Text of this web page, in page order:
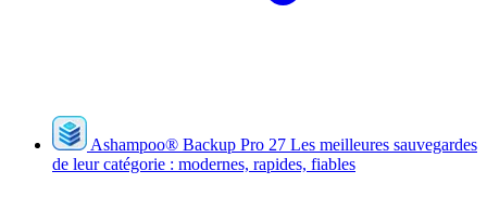
Ashampoo® Backup Pro 27 Les meilleures sauvegardes
de leur catégorie : modernes, rapides, fiables